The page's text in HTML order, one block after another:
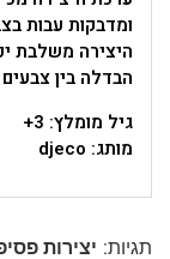
ומדבקות עבות
היצירה משלבת
הבדלה בין צבעים
גיל מומלץ: 3+
מותג: djeco
תגיות: יצירות